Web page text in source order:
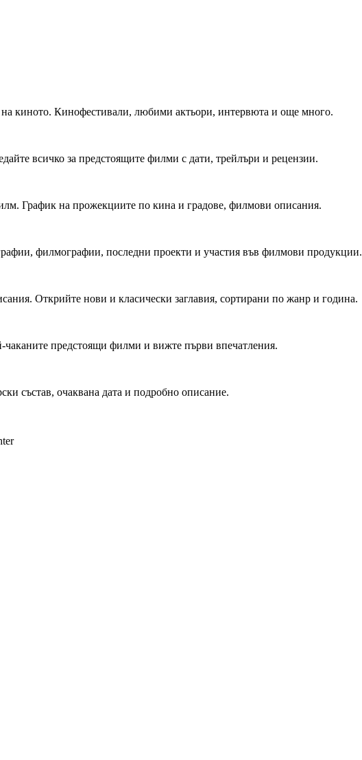
киното. Кинофестивали, любими актьори, интервюта и още много.
всичко за предстоящите филми с дати, трейлъри и рецензии.
График на прожекциите по кина и градове, филмови описания.
филмографии, последни проекти и участия във филмови продукции.
Открийте нови и класически заглавия, сортирани по жанр и година.
предстоящи филми и вижте първи впечатления.
състав, очаквана дата и подробно описание.